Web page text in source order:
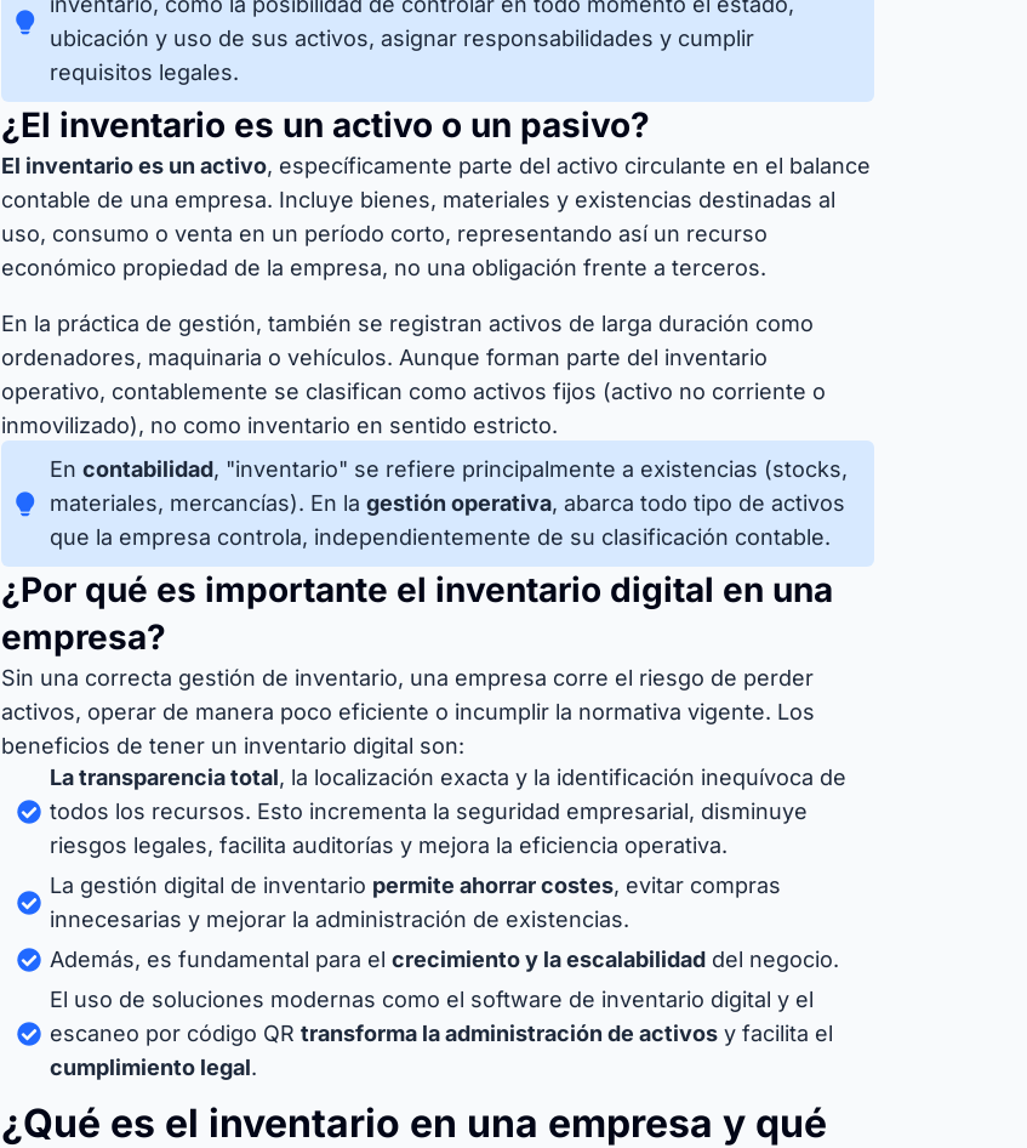
ubicación y uso de sus activos, asignar responsabilidades y cumplir
requisitos legales.
¿El inventario es un activo o un pasivo?
El inventario es un activo, específicamente parte del activo circulante en el balance
contable de una empresa. Incluye bienes, materiales y existencias destinadas al
uso, consumo o venta en un período corto, representando así un recurso
económico propiedad de la empresa, no una obligación frente a terceros.
En la práctica de gestión, también se registran activos de larga duración como
ordenadores, maquinaria o vehículos. Aunque forman parte del inventario
operativo, contablemente se clasifican como activos fijos (activo no corriente o
inmovilizado), no como inventario en sentido estricto.
En contabilidad, "inventario" se refiere principalmente a existencias (stocks,
materiales, mercancías). En la gestión operativa, abarca todo tipo de activos
que la empresa controla, independientemente de su clasificación contable.
¿Por qué es importante el inventario digital en una
empresa?
Sin una correcta gestión de inventario, una empresa corre el riesgo de perder
activos, operar de manera poco eficiente o incumplir la normativa vigente. Los
beneficios de tener un inventario digital son:
La transparencia total, la localización exacta y la identificación inequívoca de
todos los recursos. Esto incrementa la seguridad empresarial, disminuye
riesgos legales, facilita auditorías y mejora la eficiencia operativa.
La gestión digital de inventario permite ahorrar costes, evitar compras
innecesarias y mejorar la administración de existencias.
Además, es fundamental para el crecimiento y la escalabilidad del negocio.
El uso de soluciones modernas como el software de inventario digital y el
escaneo por código QR transforma la administración de activos y facilita el
cumplimiento legal.
¿Qué es el inventario en una empresa y qué